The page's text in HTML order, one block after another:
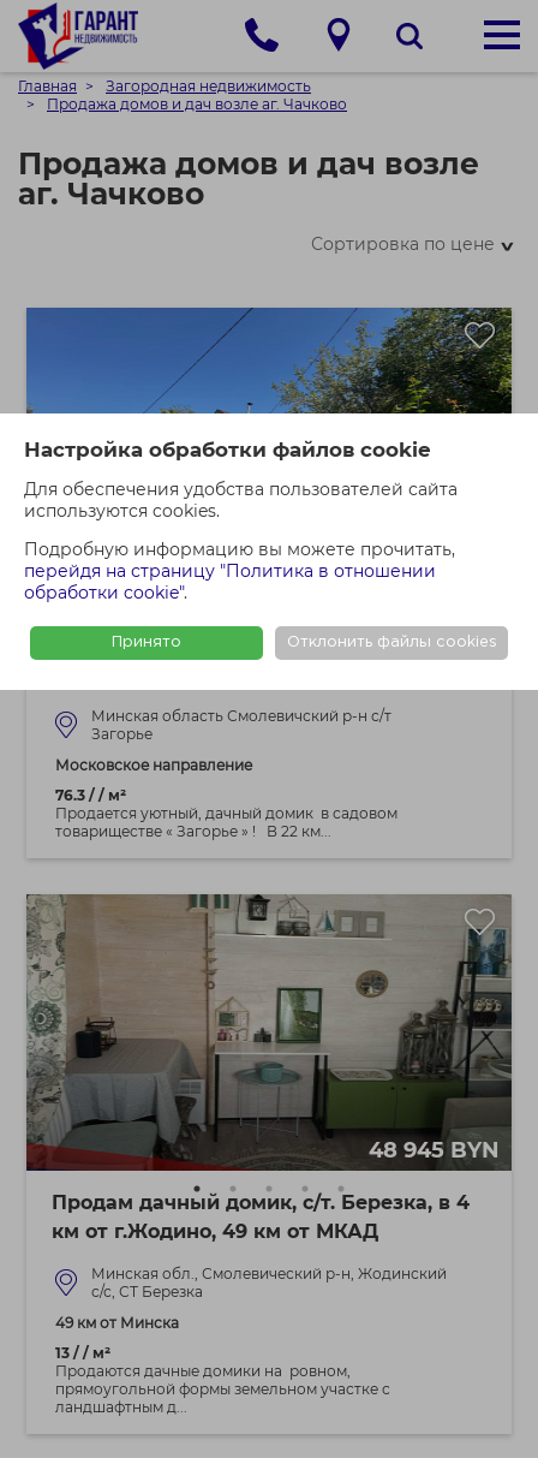
Настройка обработки файлов cookie
Для обеспечения удобства пользователей сайта
используются cookies.
Подробную информацию вы можете прочитать,
перейдя на страницу "Политика в отношении
обработки cookie".
Принято Отклонить файлы cookies
Главная
Загородная недвижимость
Продажа домов и дач возле аг. Чачково
Продажа домов и дач возле
аг. Чачково
Сортировка по цене>
44 500 BYN
Смолевичский р-н, Московское напр. 22
Минская область Смолевичский р-н с/т
Загорье
Московское направление
76.3 / / м²
Продается уютный, дачный домик в садовом
товариществе « Загорье » ! В 22 км...
48 945 BYN
Продам дачный домик, с/т. Березка, в 4
км от г.Жодино, 49 км от МКАД
Минская обл., Смолевический р-н, Жодинский
с/с, СТ Березка
49 км от Минска
13 / / м²
Продаются дачные домики на ровном,
прямоугольной формы земельном участке с
ландшафтным д...